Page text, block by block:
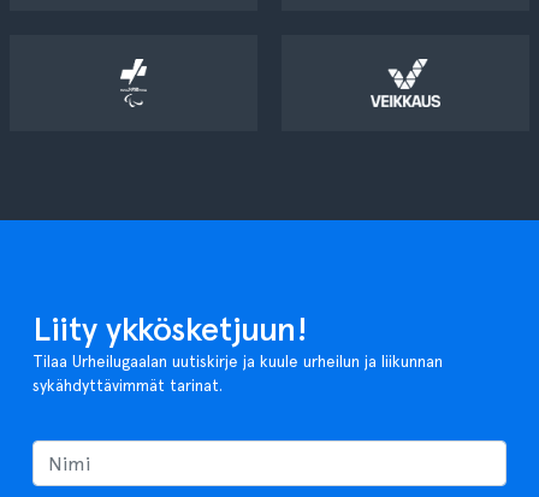
Liity ykkösketjuun!
Tilaa Urheilugaalan uutiskirje ja kuule urheilun ja liikunnan
sykähdyttävimmät tarinat.